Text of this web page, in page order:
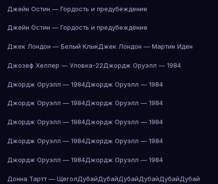
Джейн Остин — Гордость и предубеждение
Джейн Остин — Гордость и предубеждение
Джек Лондон — Белый КлыкДжек Лондон — Мартин Иден
Джозеф Хеллер — Уловка-22Джордж Оруэлл — 1984
Джордж Оруэлл — 1984Джордж Оруэлл — 1984
Джордж Оруэлл — 1984Джордж Оруэлл — 1984
Джордж Оруэлл — 1984Джордж Оруэлл — 1984
Джордж Оруэлл — 1984Джордж Оруэлл — 1984
Джордж Оруэлл — 1984Джордж Оруэлл — 1984
Донна Тартт — ЩеголДубайДубайДубайДубайДубайДубай